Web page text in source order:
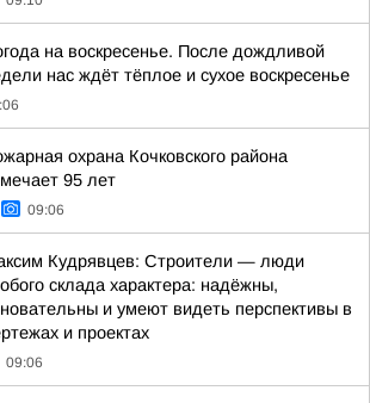
на воскресенье. После дождливой
нас ждёт тёплое и сухое воскресенье
охрана Кочковского района
95 лет
09:06
Кудрявцев: Строители — люди
склада характера: надёжны,
и умеют видеть перспективы в
и проектах
09:06